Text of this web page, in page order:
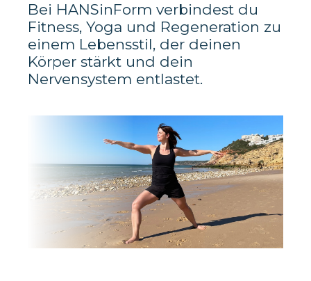
Bei HANSinForm verbindest du
Fitness, Yoga und Regeneration zu
einem Lebensstil, der deinen
Körper stärkt und dein
Nervensystem entlastet.